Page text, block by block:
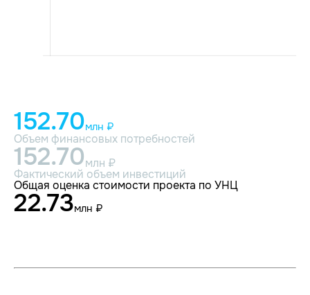
152.70млн ₽
Объем финансовых потребностей
152.70млн ₽
Фактический объем инвестиций
Общая оценка стоимости проекта по УНЦ
22.73млн ₽